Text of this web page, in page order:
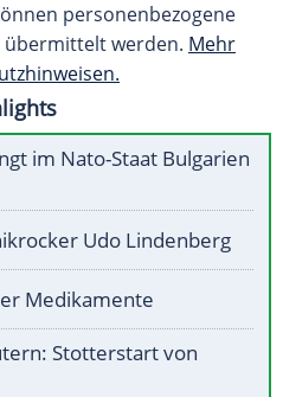
personenbezogene
werden. Mehr
im Nato-Staat Bulgarien
Udo Lindenberg
Medikamente
Stotterstart von